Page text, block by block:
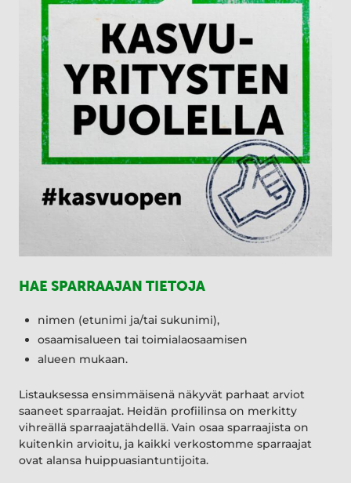
HAE SPARRAAJAN TIETOJA
nimen (etunimi ja/tai sukunimi),
osaamisalueen tai toimialaosaamisen
alueen mukaan.
Listauksessa ensimmäisenä näkyvät parhaat arviot
saaneet sparraajat. Heidän profiilinsa on merkitty
vihreällä sparraajatähdellä. Vain osaa sparraajista on
kuitenkin arvioitu, ja kaikki verkostomme sparraajat
ovat alansa huippuasiantuntijoita.